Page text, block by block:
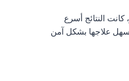
كانت النتائج أسرع
علاجها بشكل آمن